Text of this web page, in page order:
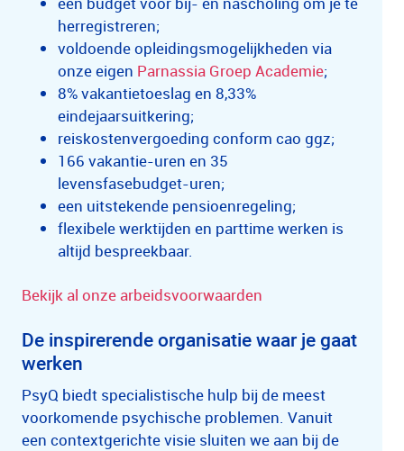
herregistreren;
voldoende opleidingsmogelijkheden via
onze eigen Parnassia Groep Academie;
8% vakantietoeslag en 8,33%
eindejaarsuitkering;
reiskostenvergoeding conform cao ggz;
166 vakantie-uren en 35
levensfasebudget-uren;
een uitstekende pensioenregeling;
flexibele werktijden en parttime werken is
altijd bespreekbaar.
Bekijk al onze arbeidsvoorwaarden
De inspirerende organisatie waar je gaat
werken
PsyQ biedt specialistische hulp bij de meest
voorkomende psychische problemen. Vanuit
een contextgerichte visie sluiten we aan bij de